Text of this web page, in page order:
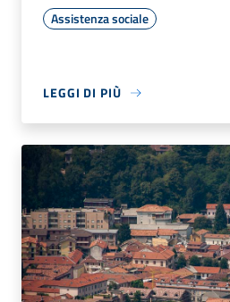
Assistenza sociale
LEGGI DI PIÙ